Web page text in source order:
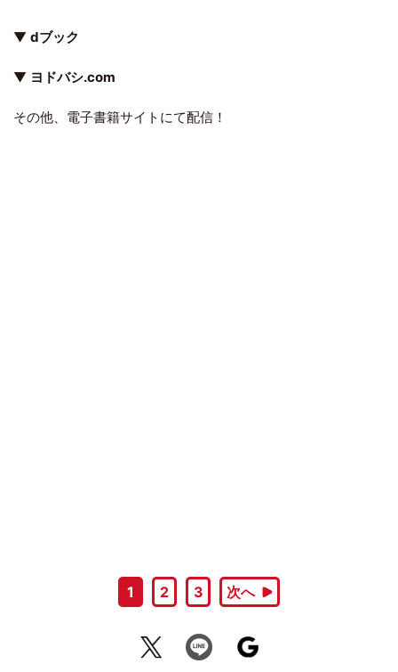
▼ dブック
▼ ヨドバシ.com
その他、電子書籍サイトにて配信！
1 2 3 次へ